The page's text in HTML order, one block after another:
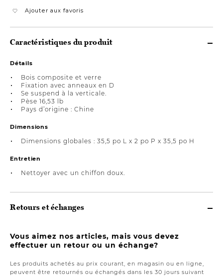
Ajouter aux favoris
Caractéristiques du produit
Détails
Bois composite et verre
Fixation avec anneaux en D
Se suspend à la verticale.
Pèse 16,53 lb
Pays d’origine : Chine
Dimensions
Dimensions globales : 35,5 po L x 2 po P x 35,5 po H
Entretien
Nettoyer avec un chiffon doux.
Retours et échanges
Vous aimez nos articles, mais vous devez
effectuer un retour ou un échange?
Les produits achetés au prix courant, en magasin ou en ligne,
peuvent être retournés ou échangés dans les 30 jours suivant